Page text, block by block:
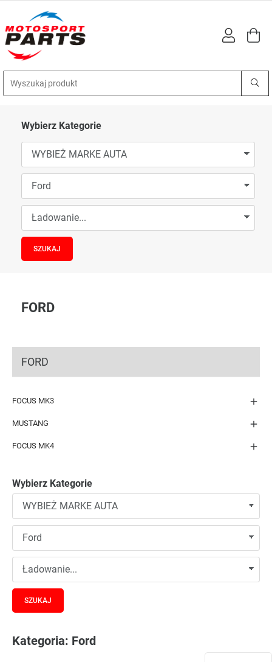
Wybierz Kategorie
FORD
FORD
FOCUS MK3 
MUSTANG 
FOCUS MK4 
Wybierz Kategorie
Kategoria: Ford